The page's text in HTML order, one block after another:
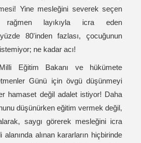
Yine mesleğini severek seçen
layıkıyla icra eden
80'inden fazlası, çocuğunun
ne kadar acı!
Eğitim Bakanı ve hükümete
Günü için övgü düşünmeyi
hamaset değil adalet istiyor! Daha
düşünürken eğitim vermek değil,
saygı görerek mesleğini icra
alınan kararların hiçbirinde